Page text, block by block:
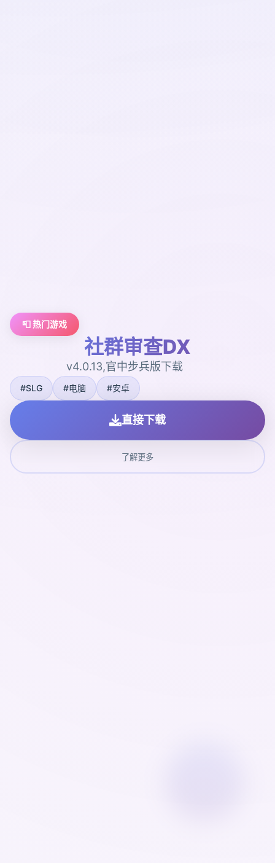
📮 热门游戏
社群审查DX
v4.0.13,官中步兵版下载
#SLG #电脑 #安卓
直接下载
了解更多